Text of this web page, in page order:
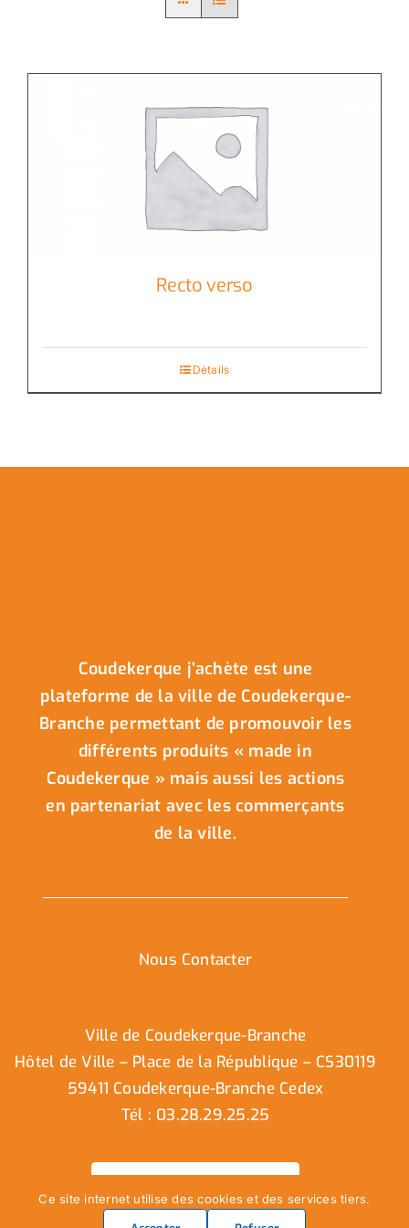
Recto verso
Détails
Coudekerque j’achète est une
plateforme de la ville de Coudekerque-
Branche permettant de promouvoir les
différents produits « made in
Coudekerque » mais aussi les actions
en partenariat avec les commerçants
de la ville.
Nous Contacter
Ville de Coudekerque-Branche
Hôtel de Ville – Place de la République – CS30119
59411 Coudekerque-Branche Cedex
Tél : 03.28.29.25.25
Ce site internet utilise des cookies et des services tiers.